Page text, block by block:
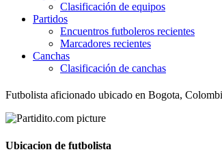
Clasificación de equipos
Partidos
Encuentros futboleros recientes
Marcadores recientes
Canchas
Clasificación de canchas
Futbolista aficionado ubicado en Bogota,
Ubicacion de futbolista